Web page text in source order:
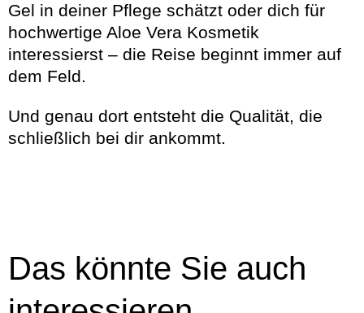
Gel in deiner Pflege schätzt oder dich für
hochwertige Aloe Vera Kosmetik
interessierst – die Reise beginnt immer auf
dem Feld.
Und genau dort entsteht die Qualität, die
schließlich bei dir ankommt.
Das könnte Sie auch